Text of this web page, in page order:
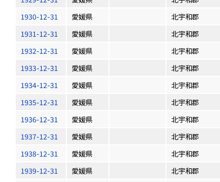
1930-12-31
愛媛県
北宇和郡
1931-12-31
愛媛県
北宇和郡
1932-12-31
愛媛県
北宇和郡
1933-12-31
愛媛県
北宇和郡
1934-12-31
愛媛県
北宇和郡
1935-12-31
愛媛県
北宇和郡
1936-12-31
愛媛県
北宇和郡
1937-12-31
愛媛県
北宇和郡
1938-12-31
愛媛県
北宇和郡
1939-12-31
愛媛県
北宇和郡